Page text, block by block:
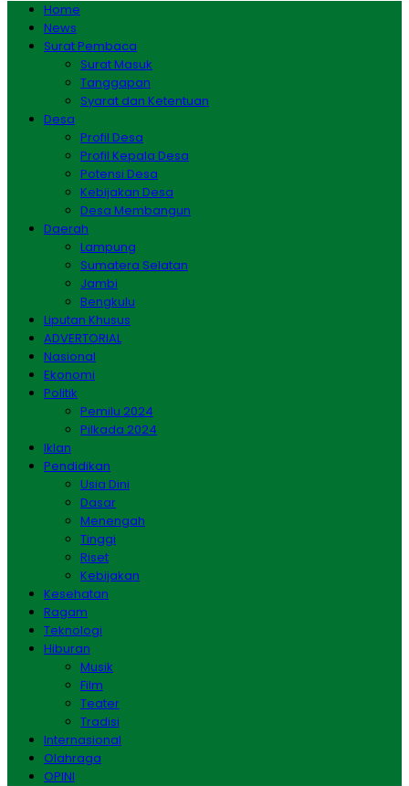
Home
News
Surat Pembaca
Surat Masuk
Tanggapan
Syarat dan Ketentuan
Desa
Profil Desa
Profil Kepala Desa
Potensi Desa
Kebijakan Desa
Desa Membangun
Daerah
Lampung
Sumatera Selatan
Jambi
Bengkulu
Liputan Khusus
ADVERTORIAL
Nasional
Ekonomi
Politik
Pemilu 2024
Pilkada 2024
Iklan
Pendidikan
Usia Dini
Dasar
Menengah
Tinggi
Riset
Kebijakan
Kesehatan
Ragam
Teknologi
Hiburan
Musik
Film
Teater
Tradisi
Internasional
Olahraga
OPINI